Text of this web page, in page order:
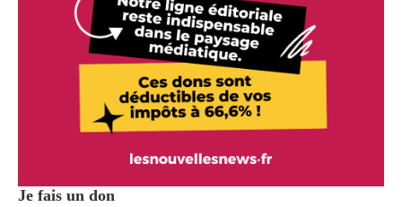
Je fais un don